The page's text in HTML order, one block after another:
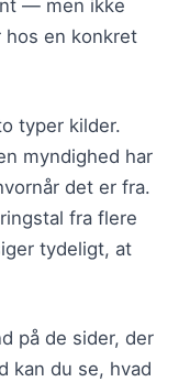
— men ikke
hos en konkret
typer kilder.
myndighed har
det er fra.
fra flere
tydeligt, at
på de sider, der
kan du se, hvad